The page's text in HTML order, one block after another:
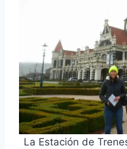
La Estación de